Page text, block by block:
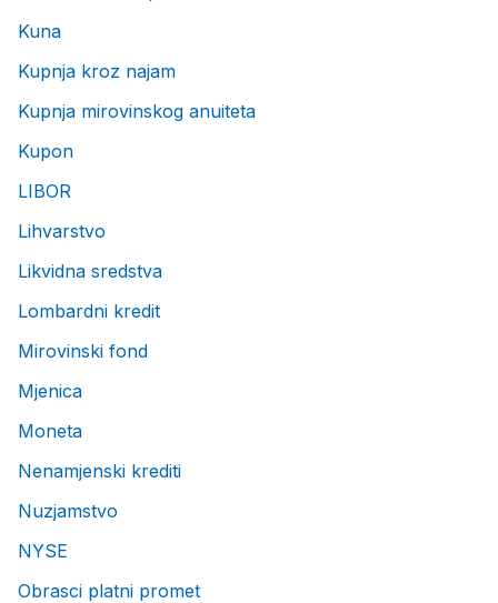
Kuna
Kupnja kroz najam
Kupnja mirovinskog anuiteta
Kupon
LIBOR
Lihvarstvo
Likvidna sredstva
Lombardni kredit
Mirovinski fond
Mjenica
Moneta
Nenamjenski krediti
Nuzjamstvo
NYSE
Obrasci platni promet